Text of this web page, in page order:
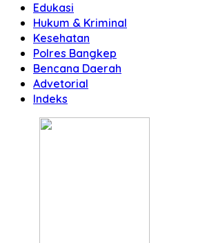
Edukasi
Hukum & Kriminal
Kesehatan
Polres Bangkep
Bencana Daerah
Advetorial
Indeks